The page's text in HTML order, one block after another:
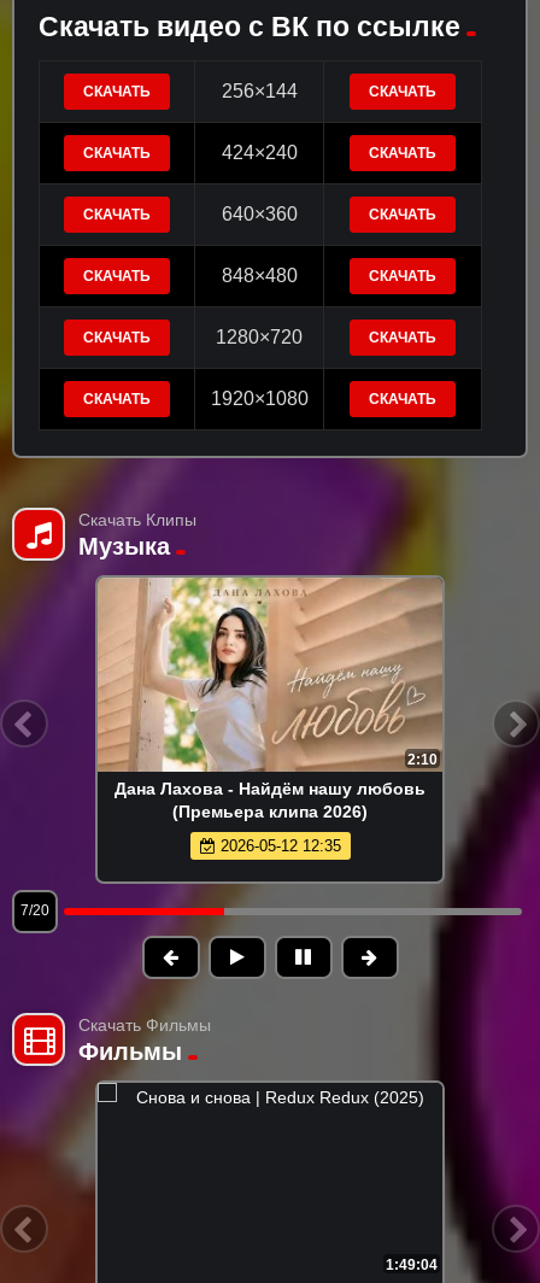
Скачать видео с ВК по ссылке
СКАЧАТЬ 256×144 СКАЧАТЬ
СКАЧАТЬ 424×240 СКАЧАТЬ
СКАЧАТЬ 640×360 СКАЧАТЬ
СКАЧАТЬ 848×480 СКАЧАТЬ
СКАЧАТЬ 1280×720 СКАЧАТЬ
СКАЧАТЬ 1920×1080 СКАЧАТЬ
Скачать Клипы
Музыка
2:10
Дана Лахова - Найдём нашу любовь
(Премьера клипа 2026)
2026-05-12 12:35
7/20
Скачать Фильмы
Фильмы
1:49:04